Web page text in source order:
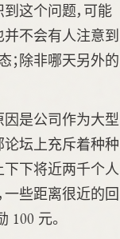
这个问题，可能
不会有人注意到
；除非哪天另外的
因是公司作为大型
论坛上充斥着种种
下下将近两千个人
一些距离很近的回
100 元。